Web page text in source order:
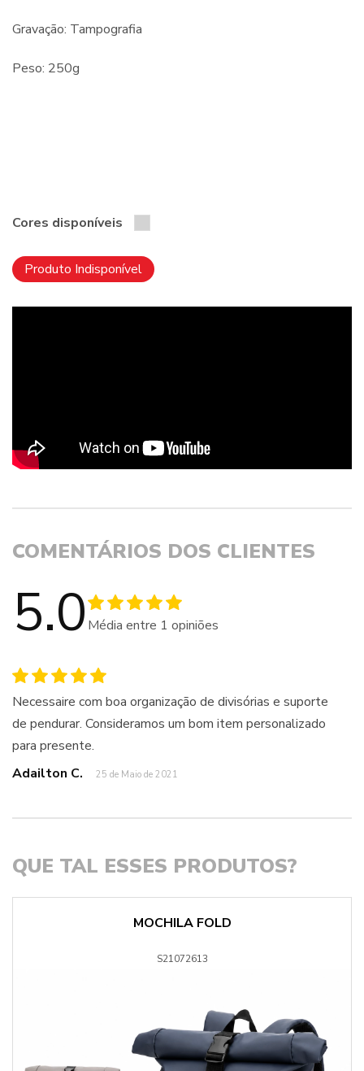
Gravação: Tampografia
Peso: 250g
Cores disponíveis
Produto Indisponível
COMENTÁRIOS DOS CLIENTES
5.0 Média entre 1 opiniões
Necessaire com boa organização de divisórias e suporte
de pendurar. Consideramos um bom item personalizado
para presente.
Adailton C.
25 de Maio de 2021
QUE TAL ESSES PRODUTOS?
MOCHILA FOLD
S21072613